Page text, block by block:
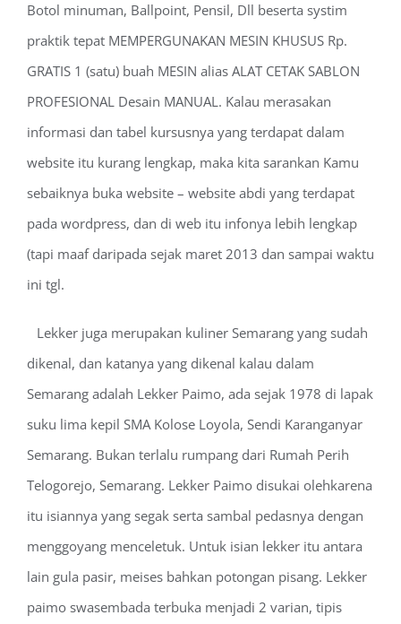
Botol minuman, Ballpoint, Pensil, Dll beserta systim
praktik tepat MEMPERGUNAKAN MESIN KHUSUS Rp.
GRATIS 1 (satu) buah MESIN alias ALAT CETAK SABLON
PROFESIONAL Desain MANUAL. Kalau merasakan
informasi dan tabel kursusnya yang terdapat dalam
website itu kurang lengkap, maka kita sarankan Kamu
sebaiknya buka website – website abdi yang terdapat
pada wordpress, dan di web itu infonya lebih lengkap
(tapi maaf daripada sejak maret 2013 dan sampai waktu
ini tgl.
Lekker juga merupakan kuliner Semarang yang sudah
dikenal, dan katanya yang dikenal kalau dalam
Semarang adalah Lekker Paimo, ada sejak 1978 di lapak
suku lima kepil SMA Kolose Loyola, Sendi Karanganyar
Semarang. Bukan terlalu rumpang dari Rumah Perih
Telogorejo, Semarang. Lekker Paimo disukai olehkarena
itu isiannya yang segak serta sambal pedasnya dengan
menggoyang menceletuk. Untuk isian lekker itu antara
lain gula pasir, meises bahkan potongan pisang. Lekker
paimo swasembada terbuka menjadi 2 varian, tipis